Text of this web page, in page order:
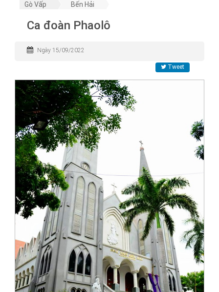
Gò Vấp Bến Hải
Ca đoàn Phaolô
Ngày 15/09/2022
Tweet